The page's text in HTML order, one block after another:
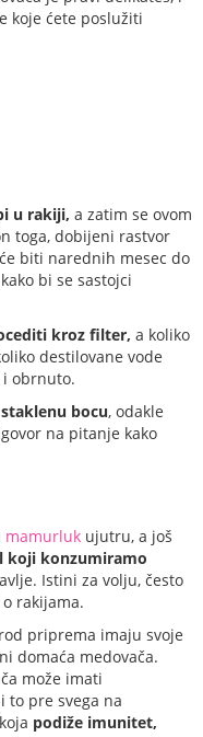
koje ćete poslužiti
u rakiji, a zatim se ovom
toga, dobijeni rastvor
biti narednih mesec do
kako bi se sastojci
kroz filter, a koliko
destilovane vode
i obrnuto.
bocu, odakle
na pitanje kako
mamurluk ujutru, a još
koji konzumiramo
Istini za volju, često
rakijama.
priprema imaju svoje
domaća medovača.
može imati
to pre svega na
podiže imunitet,